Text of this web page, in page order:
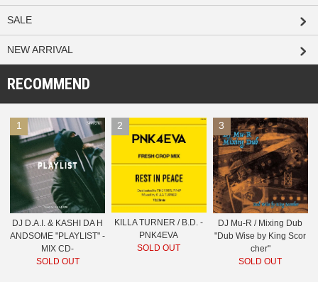
SALE
NEW ARRIVAL
RECOMMEND
1
DJ D.A.I. & KASHI DA H
ANDSOME "PLAYLIST" -
MIX CD-
SOLD OUT
2
KILLA TURNER / B.D. -
PNK4EVA
SOLD OUT
3
DJ Mu-R / Mixing Dub
"Dub Wise by King Scor
cher"
SOLD OUT